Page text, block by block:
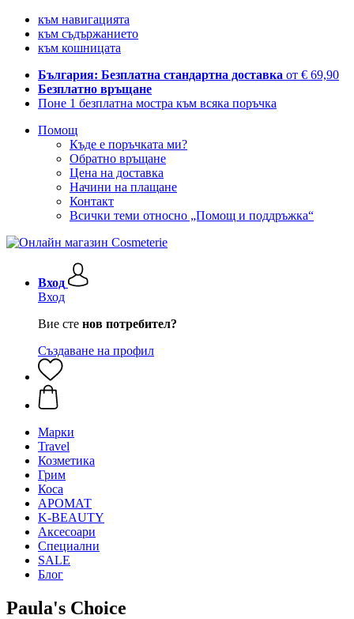
към навигацията
към съдържанието
към кошницата
България: Безплатна стандартна доставка от € 69,90
Безплатно връщане
Поне 1 безплатна мостра към всяка поръчка
Помощ
Къде е поръчката ми?
Обратно връщане
Цена на доставка
Начини на плащане
Контакт
Всички теми относно „Помощ и поддръжка“
Вход
Вход
Вие сте нов потребител?
Създаване на профил
Mарки
Travel
Козметика
Грим
Коса
АРОМАТ
K-BEAUTY
Аксесоари
Специални
SALE
Блог
Paula's Choice